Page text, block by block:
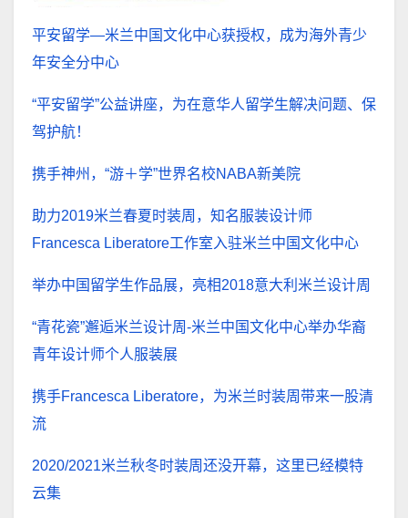
平安留学—米兰中国文化中心获授权，成为海外青少
年安全分中心
“平安留学”公益讲座，为在意华人留学生解决问题、保
驾护航！
携手神州，“游＋学”世界名校NABA新美院
助力2019米兰春夏时装周，知名服装设计师
Francesca Liberatore工作室入驻米兰中国文化中心
举办中国留学生作品展，亮相2018意大利米兰设计周
“青花瓷”邂逅米兰设计周-米兰中国文化中心举办华裔
青年设计师个人服装展
携手Francesca Liberatore，为米兰时装周带来一股清
流
2020/2021米兰秋冬时装周还没开幕，这里已经模特
云集